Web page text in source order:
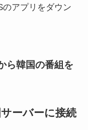
アプリをダウン
ら韓国の番組を
ーバーに接続